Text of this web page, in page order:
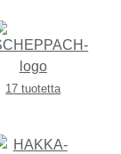
17 tuotetta